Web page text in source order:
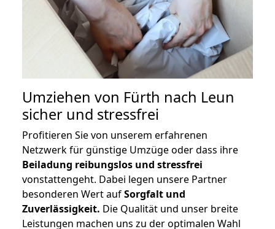
Umziehen von Fürth nach Leun
sicher und stressfrei
Profitieren Sie von unserem erfahrenen
Netzwerk für günstige Umzüge oder dass ihre
Beiladung reibungslos und stressfrei
vonstattengeht. Dabei legen unsere Partner
besonderen Wert aufSorgfalt und
Zuverlässigkeit. Die Qualität und unser breite
Leistungen machen uns zu der optimalen Wahl